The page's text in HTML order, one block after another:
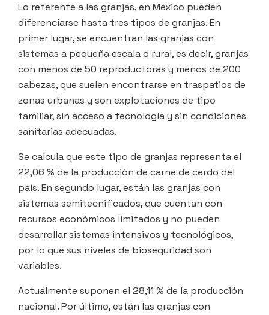
Lo referente a las granjas, en México pueden
diferenciarse hasta tres tipos de granjas. En
primer lugar, se encuentran las granjas con
sistemas a pequeña escala o rural, es decir, granjas
con menos de 50 reproductoras y menos de 200
cabezas, que suelen encontrarse en traspatios de
zonas urbanas y son explotaciones de tipo
familiar, sin acceso a tecnología y sin condiciones
sanitarias adecuadas.
Se calcula que este tipo de granjas representa el
22,06 % de la producción de carne de cerdo del
país. En segundo lugar, están las granjas con
sistemas semitecnificados, que cuentan con
recursos económicos limitados y no pueden
desarrollar sistemas intensivos y tecnológicos,
por lo que sus niveles de bioseguridad son
variables.
Actualmente suponen el 28,11 % de la producción
nacional. Por último, están las granjas con